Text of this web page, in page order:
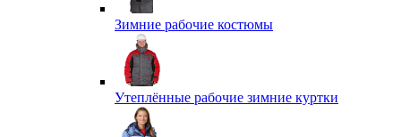
Зимние рабочие костюмы
Утеплённые рабочие зимние куртки